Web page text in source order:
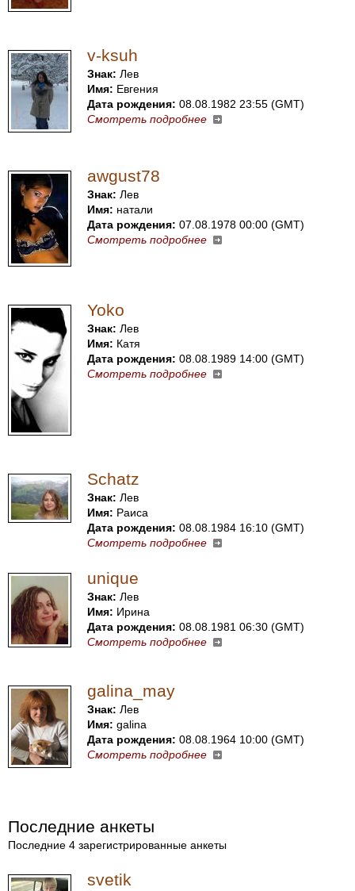
v-ksuh
Знак: Лев
Имя: Евгения
Дата рождения: 08.08.1982 23:55 (GMT)
Смотреть подробнее
awgust78
Знак: Лев
Имя: натали
Дата рождения: 07.08.1978 00:00 (GMT)
Смотреть подробнее
Yoko
Знак: Лев
Имя: Катя
Дата рождения: 08.08.1989 14:00 (GMT)
Смотреть подробнее
Schatz
Знак: Лев
Имя: Раиса
Дата рождения: 08.08.1984 16:10 (GMT)
Смотреть подробнее
unique
Знак: Лев
Имя: Ирина
Дата рождения: 08.08.1981 06:30 (GMT)
Смотреть подробнее
galina_may
Знак: Лев
Имя: galina
Дата рождения: 08.08.1964 10:00 (GMT)
Смотреть подробнее
Последние анкеты
Последние 4 зарегистрированные анкеты
svetik